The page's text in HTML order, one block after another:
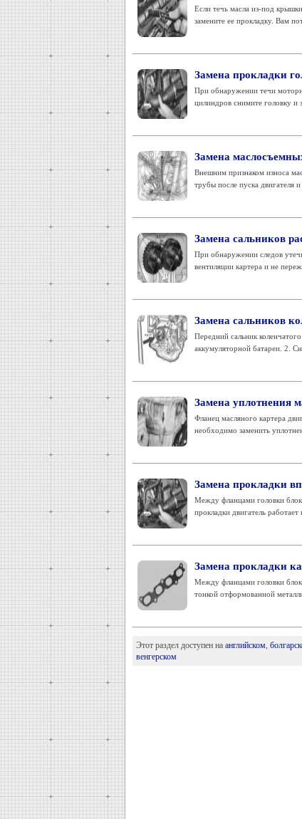
Если течь масла из-под
замените ее прокладку. Вам
Замена прокладки
При обнаружении течи
цилиндров снимите головку и
Замена
Внешним признаком износа
трубы после пуска двигателя
Замена сальников
При обнаружении следов
вентиляции картера и не
Замена сальников
Передний сальник
аккумуляторной батареи. 2.
Замена уплотнения
Фланец масляного картера
необходимо заменить
Замена прокладки
Между фланцами головки
прокладки двигатель
Замена прокладки
Между фланцами головки
тонкой отформованной
Этот раздел доступен на английском,
венгерском